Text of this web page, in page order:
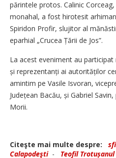
părintele protos. Calinic
monahal, a fost hirotesit
Spiridon Profir, slujitor al
eparhial „Crucea Țării de Jos”.
La acest eveniment au
și reprezentanți ai auto­rită­ților
amintim pe Vasile ­Isvoran,
Județean Bacău, și Gabriel
Morii.
Citeşte mai multe despre:
Calapodeşti- Teofil Trotușanul